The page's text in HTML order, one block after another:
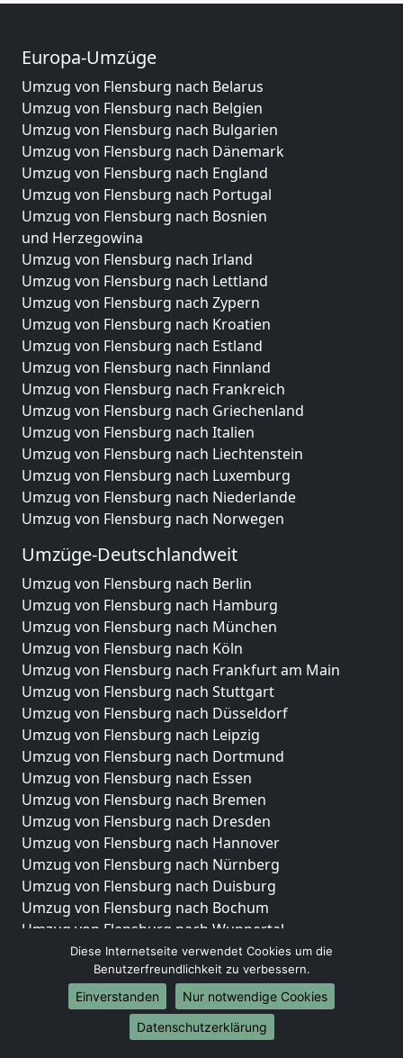
Europa-Umzüge
Umzug von Flensburg nach Belarus
Umzug von Flensburg nach Belgien
Umzug von Flensburg nach Bulgarien
Umzug von Flensburg nach Dänemark
Umzug von Flensburg nach England
Umzug von Flensburg nach Portugal
Umzug von Flensburg nach Bosnien
und Herzegowina
Umzug von Flensburg nach Irland
Umzug von Flensburg nach Lettland
Umzug von Flensburg nach Zypern
Umzug von Flensburg nach Kroatien
Umzug von Flensburg nach Estland
Umzug von Flensburg nach Finnland
Umzug von Flensburg nach Frankreich
Umzug von Flensburg nach Griechenland
Umzug von Flensburg nach Italien
Umzug von Flensburg nach Liechtenstein
Umzug von Flensburg nach Luxemburg
Umzug von Flensburg nach Niederlande
Umzug von Flensburg nach Norwegen
Umzüge-Deutschlandweit
Umzug von Flensburg nach Berlin
Umzug von Flensburg nach Hamburg
Umzug von Flensburg nach München
Umzug von Flensburg nach Köln
Umzug von Flensburg nach Frankfurt am Main
Umzug von Flensburg nach Stuttgart
Umzug von Flensburg nach Düsseldorf
Umzug von Flensburg nach Leipzig
Umzug von Flensburg nach Dortmund
Umzug von Flensburg nach Essen
Umzug von Flensburg nach Bremen
Umzug von Flensburg nach Dresden
Umzug von Flensburg nach Hannover
Umzug von Flensburg nach Nürnberg
Umzug von Flensburg nach Duisburg
Umzug von Flensburg nach Bochum
Umzug von Flensburg nach Wuppertal
Umzug von Flensburg nach Bielefeld
Umzug von Flensburg nach Bonn
Umzug von Flensburg nach Münster
Internationale-Umzüge
Diese Internetseite verwendet Cookies um die
Benutzerfreundlichkeit zu verbessern.
Einverstanden
Nur notwendige Cookies
Datenschutzerklärung